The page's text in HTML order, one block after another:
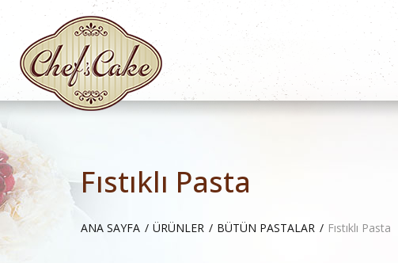
Fıstıklı Pasta
ANA SAYFA ÜRÜNLER BÜTÜN PASTALAR Fıstıklı Pasta